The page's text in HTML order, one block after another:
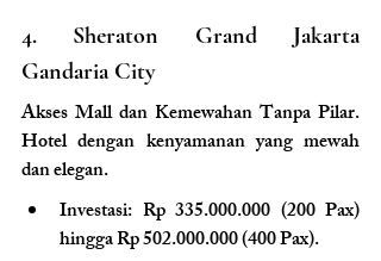
4. Sheraton Grand Jakarta
Gandaria City
Hotel dengan kenyamanan yang mewah
dan elegan.
Investasi: Rp 335.000.000 (200 Pax)
hingga Rp 502.000.000 (400 Pax).